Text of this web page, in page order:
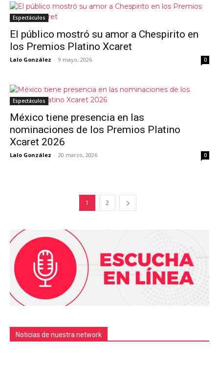
Espectáculos
El público mostró su amor a Chespirito en
los Premios Platino Xcaret
Lalo González - 9 mayo, 2026 0
Espectáculos
México tiene presencia en las
nominaciones de los Premios Platino
Xcaret 2026
Lalo González - 20 marzo, 2026 0
1 2
Noticias de nuestra network